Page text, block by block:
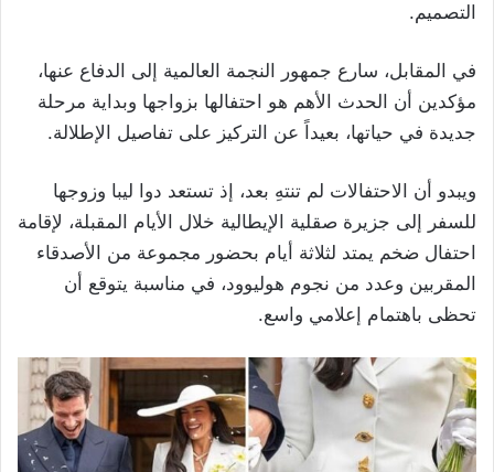
التصميم.
في المقابل، سارع جمهور النجمة العالمية إلى الدفاع عنها،
مؤكدين أن الحدث الأهم هو احتفالها بزواجها وبداية مرحلة
جديدة في حياتها، بعيداً عن التركيز على تفاصيل الإطلالة.
ويبدو أن الاحتفالات لم تنتهِ بعد، إذ تستعد دوا ليبا وزوجها
للسفر إلى جزيرة صقلية الإيطالية خلال الأيام المقبلة، لإقامة
احتفال ضخم يمتد لثلاثة أيام بحضور مجموعة من الأصدقاء
المقربين وعدد من نجوم هوليوود، في مناسبة يتوقع أن
تحظى باهتمام إعلامي واسع.